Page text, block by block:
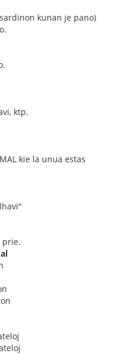
kunan je pano)
ktp.
kie la unua estas
prie.
al